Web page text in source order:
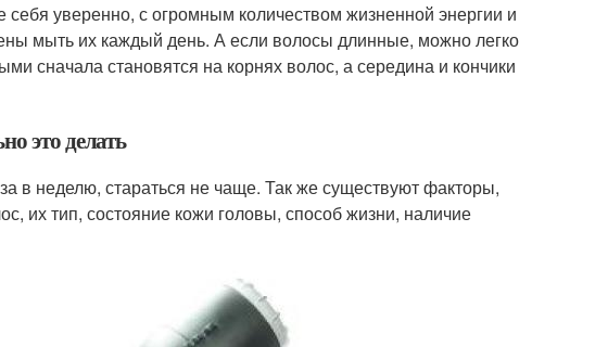
уверенно, с огромным количеством жизненной энергии и
мыть их каждый день. А если волосы длинные, можно легко
сначала становятся на корнях волос, а середина и кончики
это делать
в неделю, стараться не чаще. Так же существуют факторы,
их тип, состояние кожи головы, способ жизни, наличие